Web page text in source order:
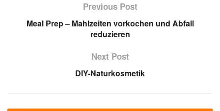
Previous Post
Meal Prep – Mahlzeiten vorkochen und Abfall
reduzieren
Next Post
DIY-Naturkosmetik